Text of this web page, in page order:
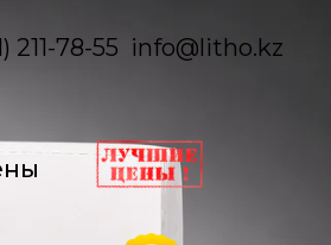
211-78-55 info@litho.kz